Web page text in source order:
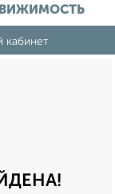
кабинет